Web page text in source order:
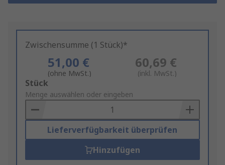
Zwischensumme (1 Stück)*
51,00 €
(ohne MwSt.)
60,69 €
(inkl. MwSt.)
Add
to
Basket
Stück
Menge auswählen oder eingeben
Lieferverfügbarkeit überprüfen
Hinzufügen